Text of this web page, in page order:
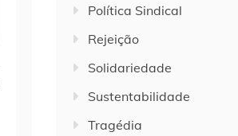
Política Sindical
Rejeição
Solidariedade
Sustentabilidade
Tragédia